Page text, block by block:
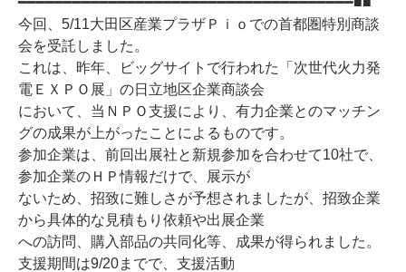
今回、5/11大田区産業プラザＰｉｏでの首都圏特別商談
会を受託しました。
これは、昨年、ビッグサイトで行われた「次世代火力発
電ＥＸＰＯ展」の日立地区企業商談会
において、当ＮＰＯ支援により、有力企業とのマッチン
グの成果が上がったことによるものです。
参加企業は、前回出展社と新規参加を合わせて10社で、
参加企業のＨＰ情報だけで、展示が
ないため、招致に難しさが予想されましたが、招致企業
から具体的な見積もり依頼や出展企業
への訪問、購入部品の共同化等、成果が得られました。
支援期間は9/20までで、支援活動